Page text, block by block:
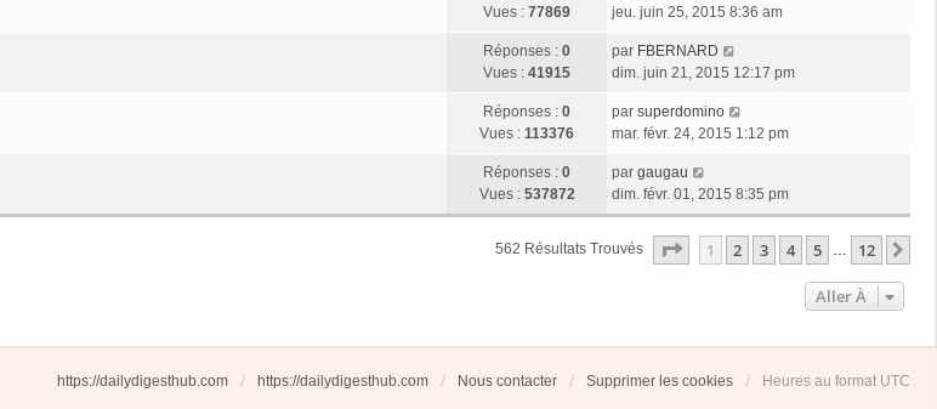
Vues : 77869
jeu. juin 25, 2015 8:36 am
Réponses : 0
Vues : 41915
par FBERNARD
dim. juin 21, 2015 12:17 pm
Réponses : 0
Vues : 113376
par superdomino
mar. févr. 24, 2015 1:12 pm
Réponses : 0
Vues : 537872
par gaugau
dim. févr. 01, 2015 8:35 pm
562 Résultats Trouvés Page Sur12
1 2 3 4 5 … 12
Aller À
https://dailydigesthub.com https://dailydigesthub.com Nous contacter Supprimer les cookies Heures au format UTC